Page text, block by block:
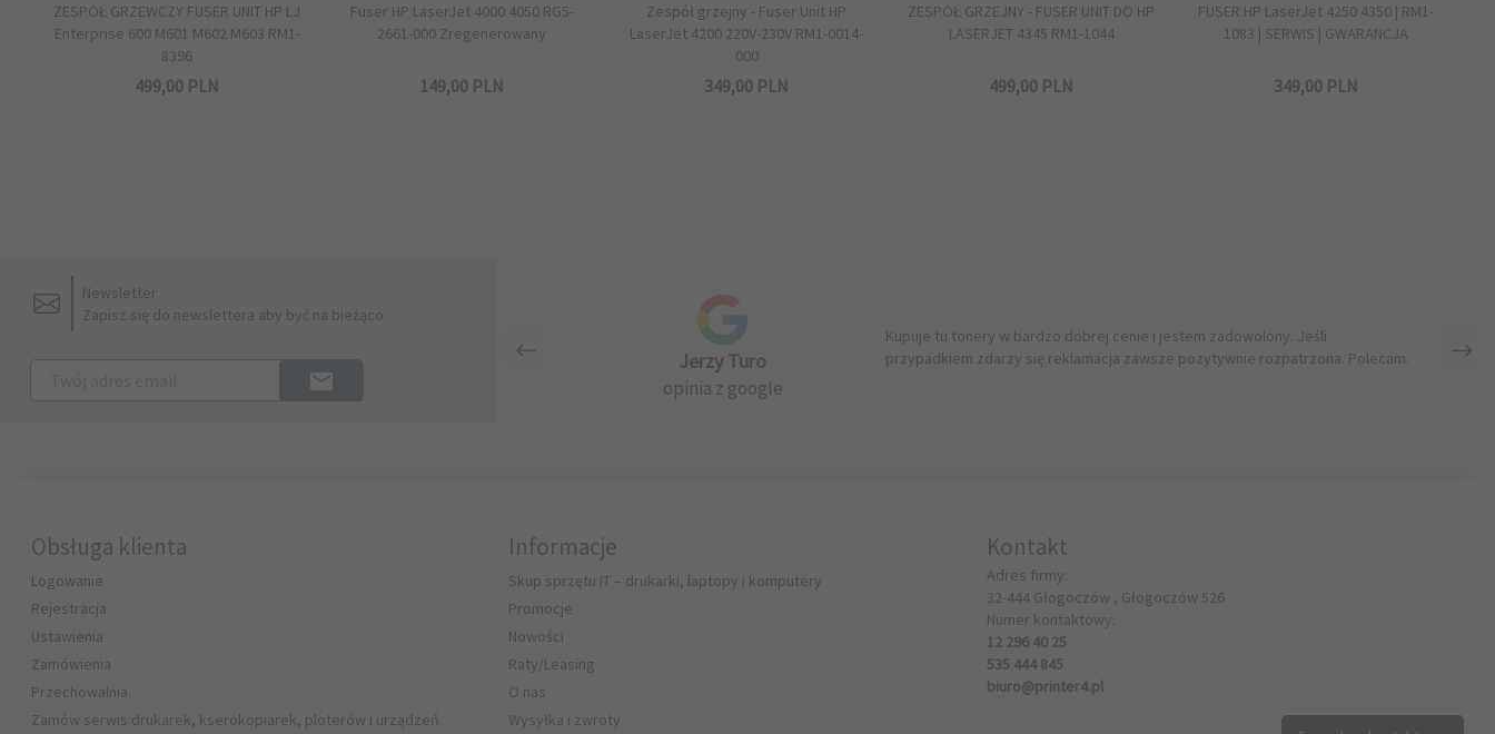
ZESPÓŁ GRZEWCZY FUSER UNIT HP LJ
Enterprise 600 M601 M602 M603 RM1-
8396
499,00 PLN
Fuser HP LaserJet 4000 4050 RG5-
2661-000 Zregenerowany
149,00 PLN
Zespół grzejny - Fuser Unit HP
LaserJet 4200 220V-230V RM1-0014-
000
349,00 PLN
ZESPÓŁ GRZEJNY - FUSER UNIT DO HP
LASERJET 4345 RM1-1044
499,00 PLN
FUSER HP LaserJet 4250 4350 | RM1-
1083 | SERWIS | GWARANCJA
349,00 PLN
Newsletter
Zapisz się do newslettera aby być na bieżąco
Jerzy Turo
opinia z google
Kupuje tu tonery w bardzo dobrej cenie i jestem zadowolony. Jeśli
przypadkiem zdarzy się reklamacja zawsze pozytywnie rozpatrzona. Polecam.
Obsługa klienta
Logowanie
Rejestracja
Ustawienia
Zamówienia
Przechowalnia
Zamów serwis drukarek, kserokopiarek, ploterów i urządzeń
Informacje
Skup sprzętu IT – drukarki, laptopy i komputery
Promocje
Nowości
Raty/Leasing
O nas
Wysyłka i zwroty
Kontakt
Adres firmy:
32-444 Głogoczów , Głogoczów 526
Numer kontaktowy:
12 296 40 25
535 444 845
biuro@printer4.pl